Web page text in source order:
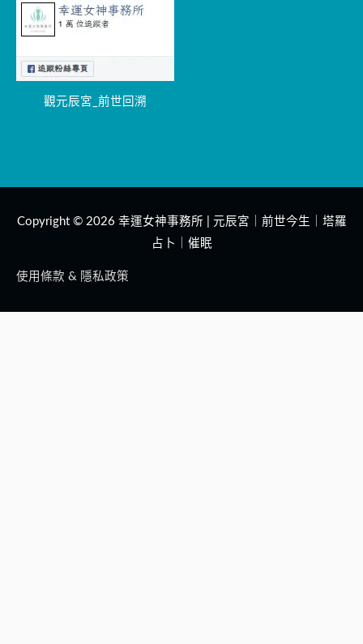
觀元辰宮_前世回溯
Copyright © 2026 幸運女神事務所 | 元辰宮｜前世今生｜塔羅
占卜｜催眠
使用條款 & 隱私政策